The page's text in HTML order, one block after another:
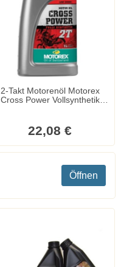
2-Takt Motorenöl Motorex
Cross Power Vollsynthetik
22,08 €
Öffnen